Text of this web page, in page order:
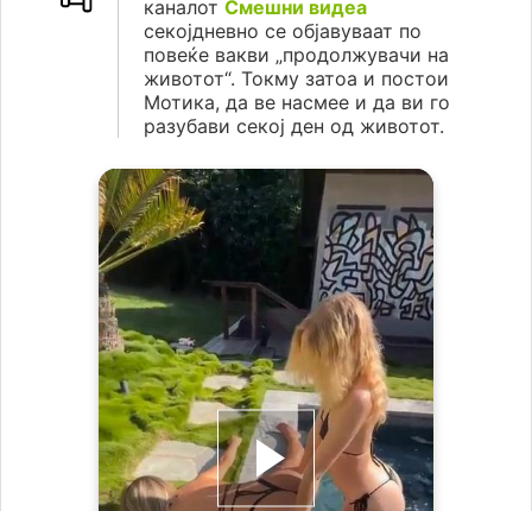
каналот Смешни видеа
секојдневно се објавуваат по
повеќе вакви „продолжувачи на
животот“. Токму затоа и постои
Мотика, да ве насмее и да ви го
разубави секој ден од животот.